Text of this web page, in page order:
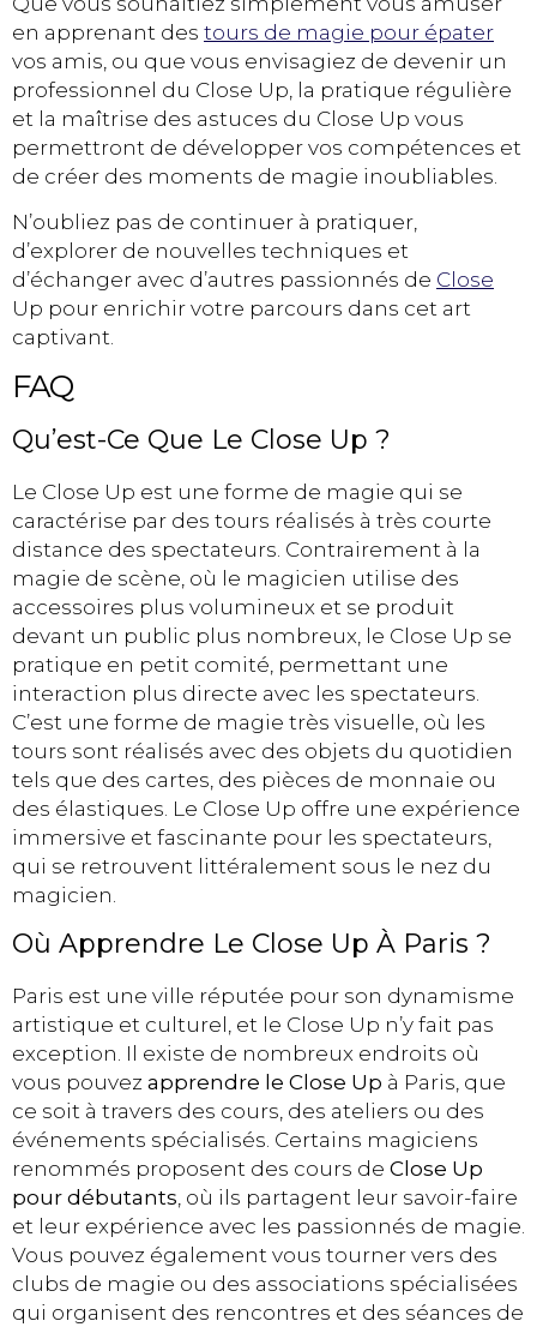
en apprenant des tours de magie pour épater
vos amis, ou que vous envisagiez de devenir un
professionnel du Close Up, la pratique régulière
et la maîtrise des astuces du Close Up vous
permettront de développer vos compétences et
de créer des moments de magie inoubliables.
N’oubliez pas de continuer à pratiquer,
d’explorer de nouvelles techniques et
d’échanger avec d’autres passionnés de Close
Up pour enrichir votre parcours dans cet art
captivant.
FAQ
Qu’est-Ce Que Le Close Up ?
Le Close Up est une forme de magie qui se
caractérise par des tours réalisés à très courte
distance des spectateurs. Contrairement à la
magie de scène, où le magicien utilise des
accessoires plus volumineux et se produit
devant un public plus nombreux, le Close Up se
pratique en petit comité, permettant une
interaction plus directe avec les spectateurs.
C’est une forme de magie très visuelle, où les
tours sont réalisés avec des objets du quotidien
tels que des cartes, des pièces de monnaie ou
des élastiques. Le Close Up offre une expérience
immersive et fascinante pour les spectateurs,
qui se retrouvent littéralement sous le nez du
magicien.
Où Apprendre Le Close Up À Paris ?
Paris est une ville réputée pour son dynamisme
artistique et culturel, et le Close Up n’y fait pas
exception. Il existe de nombreux endroits où
vous pouvez apprendre le Close Up à Paris, que
ce soit à travers des cours, des ateliers ou des
événements spécialisés. Certains magiciens
renommés proposent des cours de Close Up
pour débutants , où ils partagent leur savoir-faire
et leur expérience avec les passionnés de magie.
Vous pouvez également vous tourner vers des
clubs de magie ou des associations spécialisées
qui organisent des rencontres et des séances de